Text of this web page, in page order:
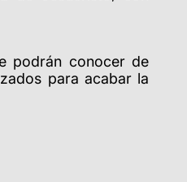
podrán conocer de
para acabar la